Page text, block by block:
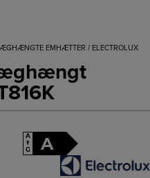
EMHÆTTER / ELECTROLUX
A
↑
G
A